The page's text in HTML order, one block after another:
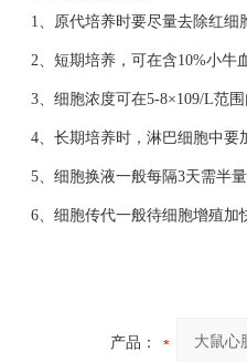
1、原代培养时要尽量去除红细
2、短期培养，可在含10%小牛血
3、细胞浓度可在5-8×109/L范围
4、长期培养时，淋巴细胞中要
5、细胞换液一般每隔3天需半量
6、细胞传代一般待细胞增殖加
产品：